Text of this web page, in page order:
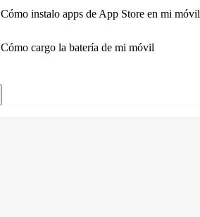
Cómo instalo apps de App Store en mi móvil
Cómo cargo la batería de mi móvil